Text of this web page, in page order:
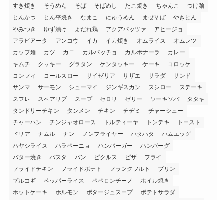
すき焼き そうめん そば そばめし たこ焼き ちゃんこ
つけ麺
とんかつ
とん平焼き なまこ にゅうめん まぜそば
やきとん
やみつき
ゆず漬け よだれ鶏 アクアパッツァ
アヒージョ
アラビアータ
アンコウ イカ イカ焼き オムライス
オムレツ
カップ麺
カツ カニ カルパッチョ カルボナーラ
カレー
キムチ
クッキー グラタン ケンタッキー ケーキ
コロッケ
コンフィ
コールスロー サイゼリア サザエ サラダ
サンド
サンマ
サーモン シューマイ ジンギスカン スシロー
ステーキ
スフレ
スペアリブ スープ セロリ ゼリー ソーキソバ
タタキ
タンドリーチキン
タンメン チキン チヂミ
チャーシュー
チャーハン
チンジャオロース トルティーヤ トンテキ
トースト
ドリア
ナムル ナン ノンフライヤー ハタハタ
ハムエッグ
ハヤシライス
ハラペーニョ ハンバーガー
ハンバーグ
バター焼き
パスタ パン ピクルス ピザ
フライ
フライドチキン
フライドポテト フランクフルト
プリン
プルコギ
ペッパーライス ペペロンチーノ
ホイル焼き
ホットケーキ
ホルモン ポタージュスープ
ポテトサラダ